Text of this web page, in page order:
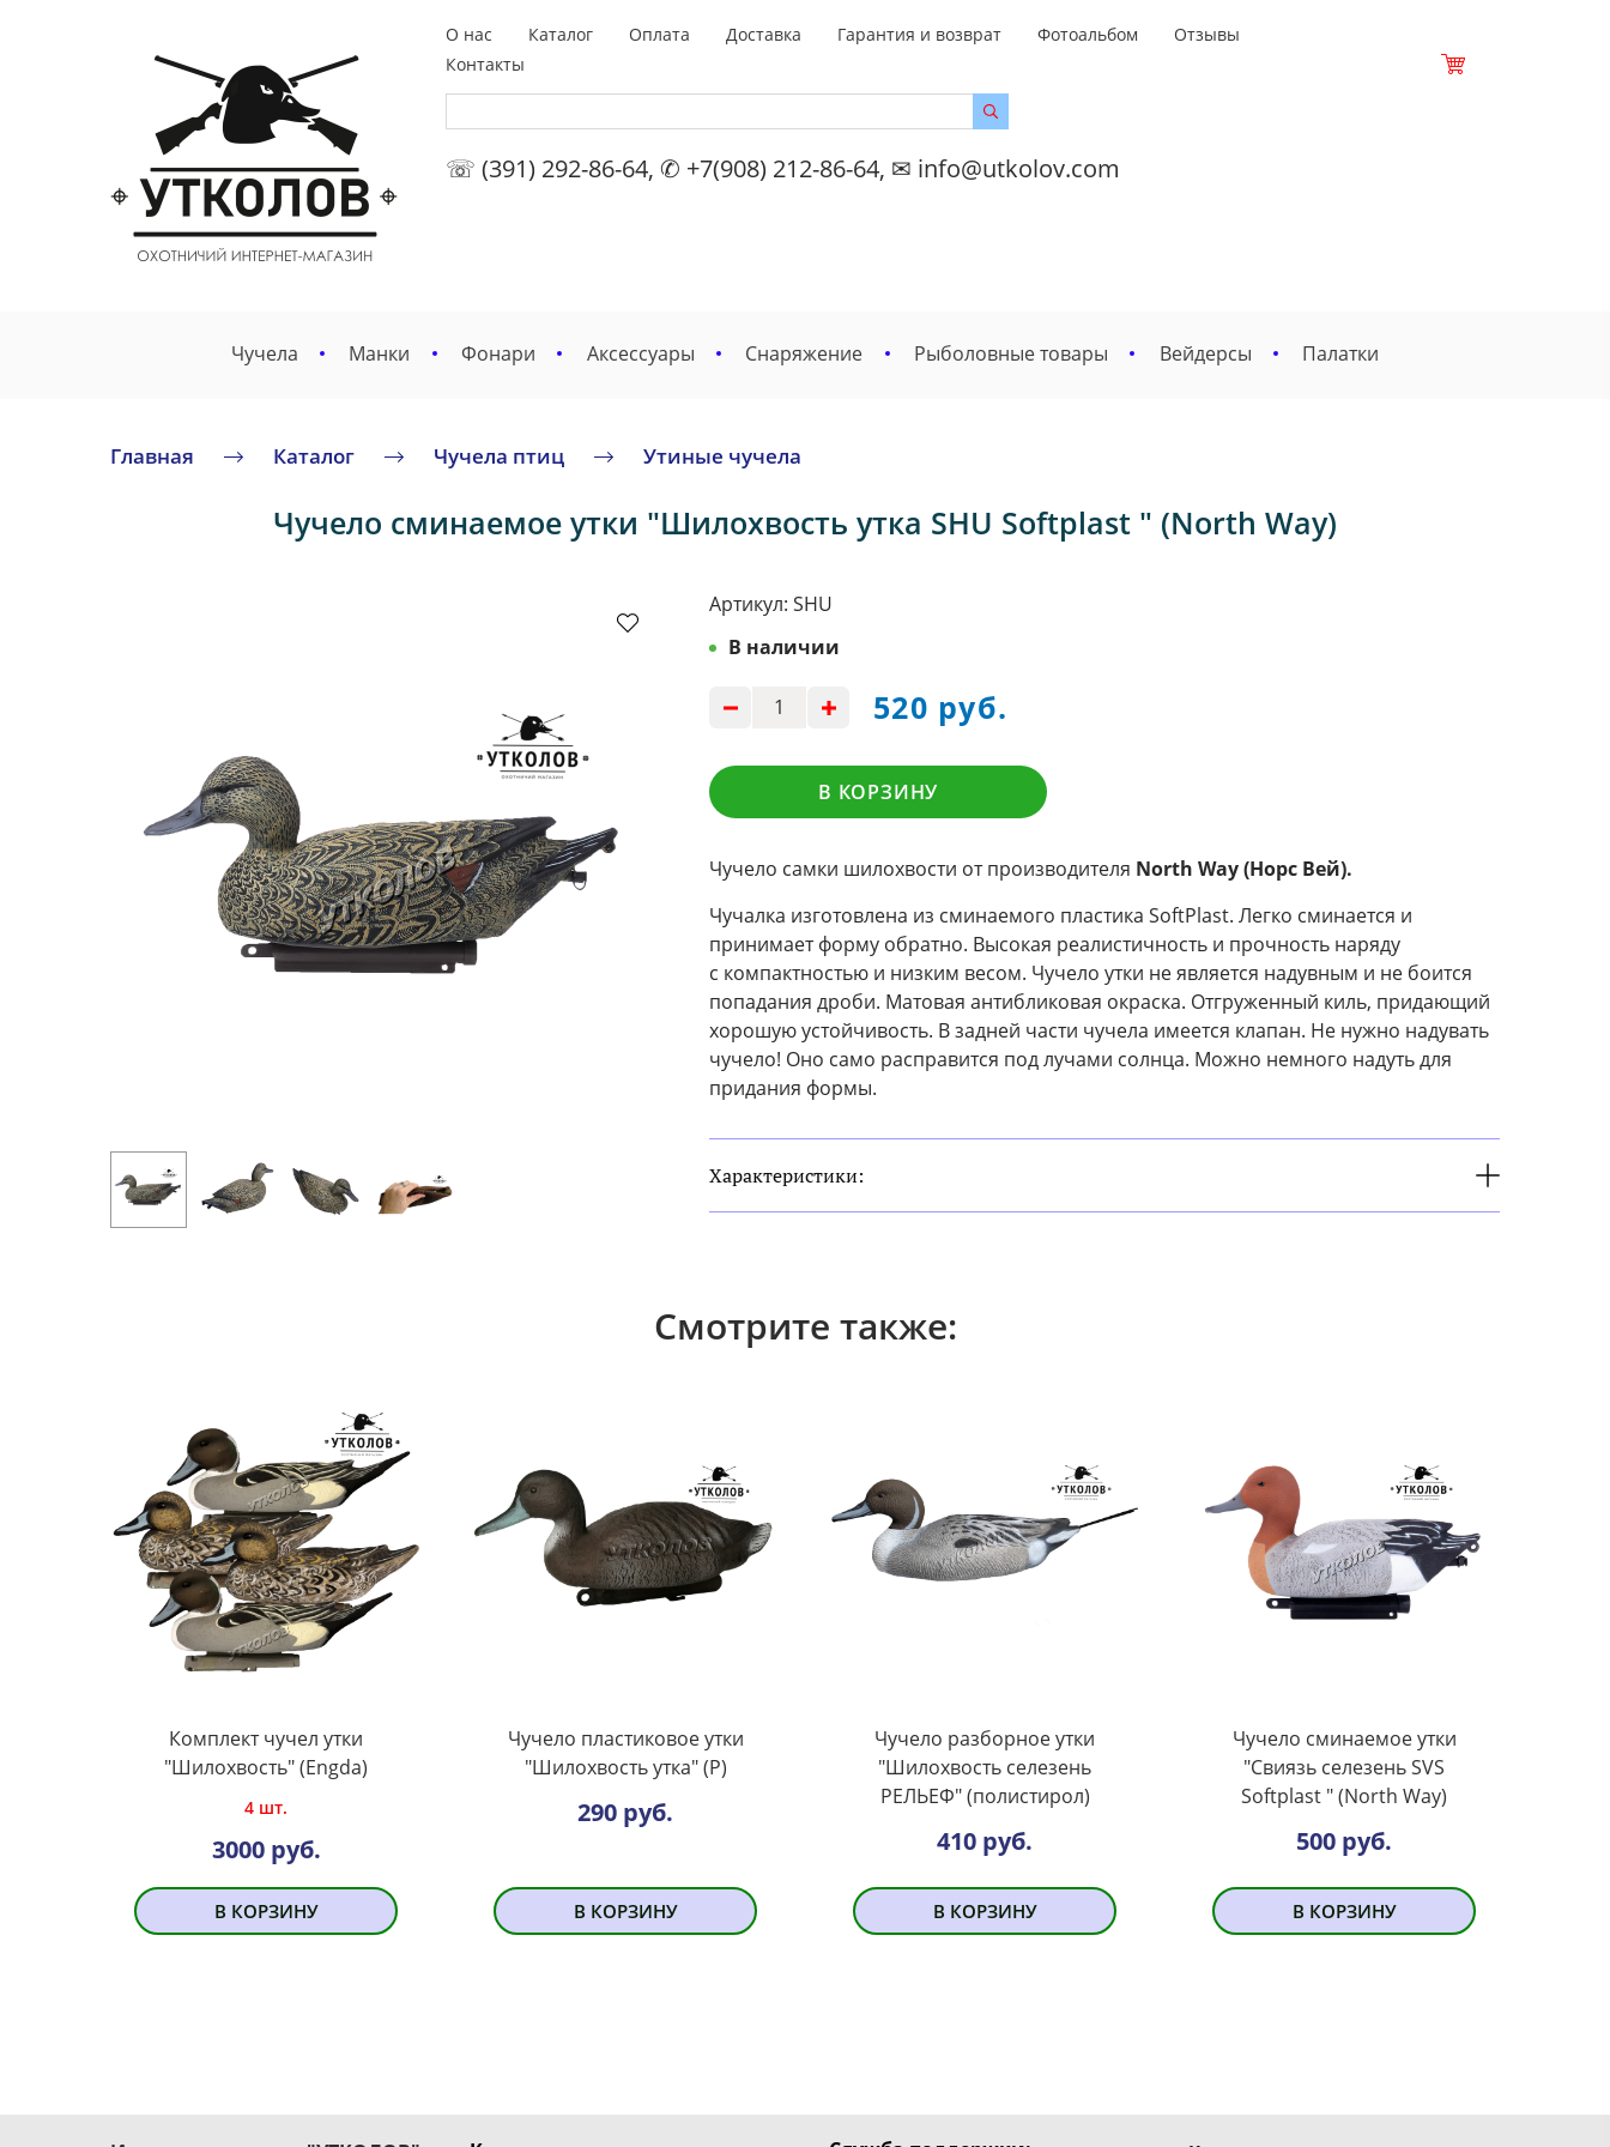
О нас Каталог Оплата Доставка Гарантия и возврат Фотоальбом
Отзывы
Контакты
☏ (391) 292-86-64, ✆ +7(908) 212-86-64, ✉ info@utkolov.com
Чучела Манки Фонари Аксессуары Снаряжение Рыболовные товары Вейдерсы Палатки
Главная Каталог Чучела птиц Утиные чучела
Чучело сминаемое утки "Шилохвость утка SHU Softplast " (North Way)
Артикул: SHU
В наличии
520 руб.
В КОРЗИНУ
Чучело самки шилохвости от производителя North Way (Норс Вей).
Чучалка изготовлена из сминаемого пластика SoftPlast. Легко сминается и
принимает форму обратно. Высокая реалистичность и прочность наряду
с компактностью и низким весом. Чучело утки не является надувным и не боится
попадания дроби. Матовая антибликовая окраска. Отгруженный киль, придающий
хорошую устойчивость. В задней части чучела имеется клапан. Не нужно надувать
чучело! Оно само расправится под лучами солнца. Можно немного надуть для
придания формы.
Характеристики:
Смотрите также:
Комплект чучел утки
"Шилохвость" (Engda)
4 шт.
3000 руб.
В КОРЗИНУ
Чучело пластиковое утки
"Шилохвость утка" (Р)
290 руб.
В КОРЗИНУ
Чучело разборное утки
"Шилохвость селезень
РЕЛЬЕФ" (полистирол)
410 руб.
В КОРЗИНУ
Чучело сминаемое утки
"Свиязь селезень SVS
Softplast " (North Way)
500 руб.
В КОРЗИНУ